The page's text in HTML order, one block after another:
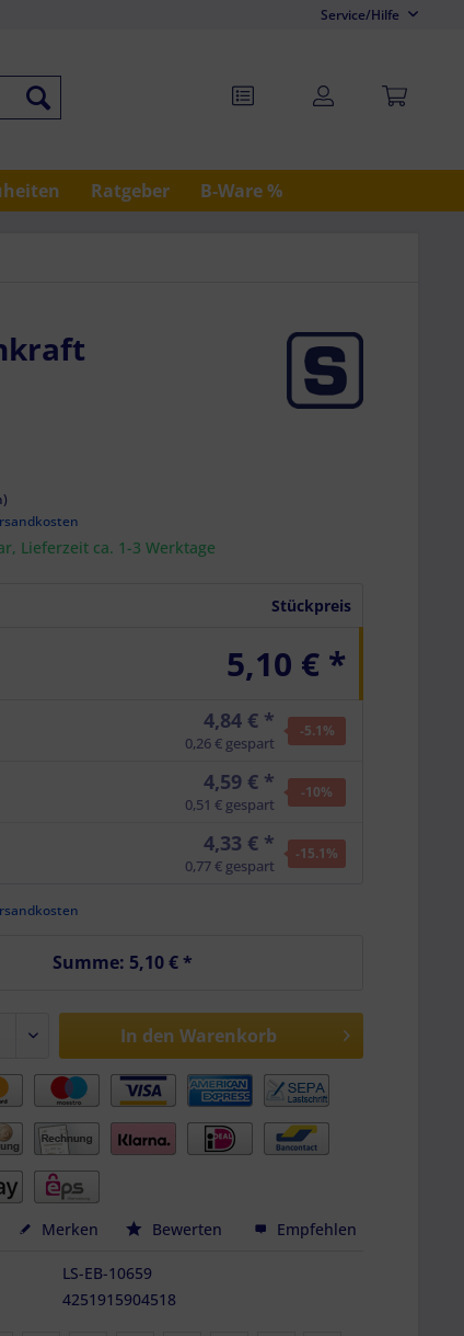
Service/Hilfe
Ratgeber B-Ware %
Lieferzeit ca. 1-3 Werktage
Stückpreis
5,10 € *
4,84 € *
0,26 € gespart
-5.1%
4,59 € *
0,51 € gespart
-10%
4,33 € *
0,77 € gespart
-15.1%
Summe: 5,10 €*
In den Warenkorb
Merken Bewerten Empfehlen
LS-EB-10659
4251915904518